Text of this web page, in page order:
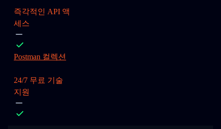
즉각적인 API 액
세스
Postman 컬렉션
24/7 무료 기술
지원